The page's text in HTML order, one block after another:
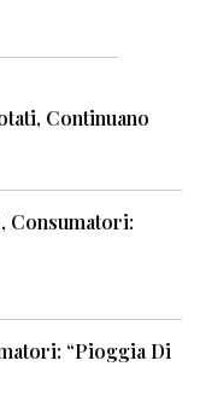
Continuano
Consumatori:
“Pioggia Di